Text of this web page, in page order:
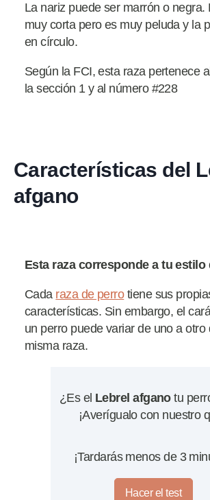
La nariz puede ser marrón o negra.
muy corta pero es muy peluda y la
en círculo.
Según la FCI, esta raza pertenece
la sección 1 y al número #228
Características del
afgano
Esta raza corresponde a tu estilo
Cada raza de perrotiene sus
características. Sin embargo, el
un perro puede variar de uno a otro
misma raza.
¿Es el Lebrel afganotu
¡Averígualo con nuestro
¡Tardarás menos de 3
Hacer el test